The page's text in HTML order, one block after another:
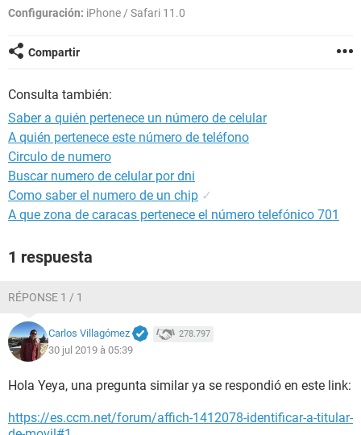
Configuración: iPhone / Safari 11.0
Compartir
Consulta también:
Saber a quién pertenece un número de celular
A quién pertenece este número de teléfono
Circulo de numero
Buscar numero de celular por dni
Como saber el numero de un chip ✓
A que zona de caracas pertenece el número telefónico 701
1 respuesta
RÉPONSE 1 / 1
Carlos Villagómez 278.797
30 jul 2019 à 05:39
Hola Yeya, una pregunta similar ya se respondió en este link:
https://es.ccm.net/forum/affich-1412078-identificar-a-titular-